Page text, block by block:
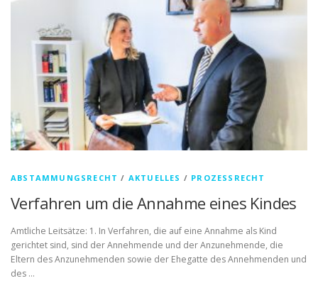
ABSTAMMUNGSRECHT / AKTUELLES / PROZESSRECHT
Verfahren um die Annahme eines Kindes
Amtliche Leitsätze: 1. In Verfahren, die auf eine Annahme als Kind
gerichtet sind, sind der Annehmende und der Anzunehmende, die
Eltern des Anzunehmenden sowie der Ehegatte des Annehmenden und
des …